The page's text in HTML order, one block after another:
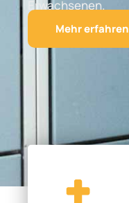
Erwachsenen.
Mehr erfahren